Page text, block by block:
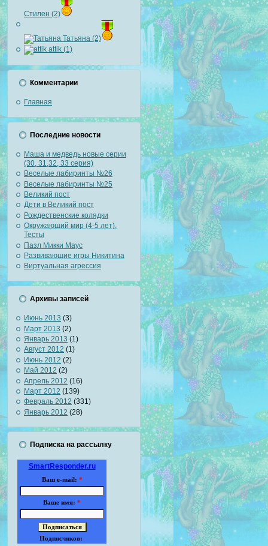
Стилен (2)
Татьяна (2)
attik (1)
Комментарии
Главная
Последние новости
Маша и медведь новые серии
(30, 31,32, 33 серия)
Веселые лабиринты №26
Веселые лабиринты №25
Великий пост
Дети в Великий пост
Рождественские колядки
Окружающий мир (4-5 лет).
Тесты
Пазл Микки Маус
Развивающие игры Никитина
Виртуальная агрессия
Архивы записей
Июнь 2013 (3)
Март 2013 (2)
Январь 2013 (1)
Август 2012 (1)
Июнь 2012 (2)
Май 2012 (2)
Апрель 2012 (16)
Март 2012 (139)
Февраль 2012 (331)
Январь 2012 (28)
Подписка на рассылку
SmartResponder.ru
Ваш e-mail: *
Ваше имя: *
Подписчиков: